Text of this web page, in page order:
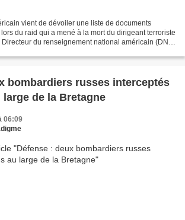
vient de dévoiler une liste de documents
du raid qui a mené à la mort du dirigeant terroriste
du renseignement national américain (DNI)
bombardiers russes interceptés
de la Bretagne
06:09